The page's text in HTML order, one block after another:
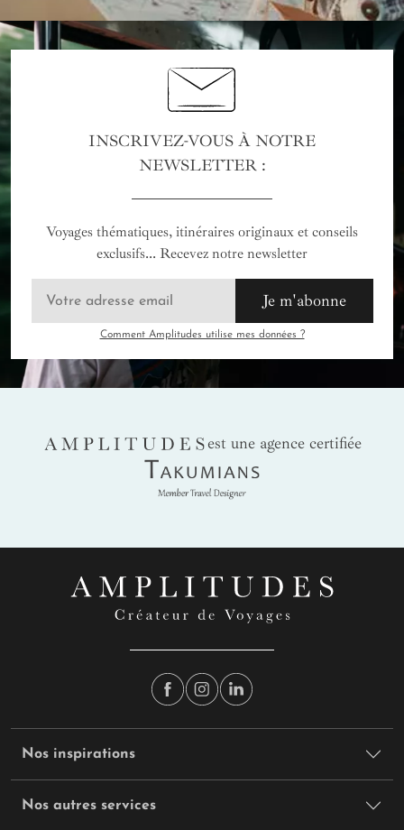
INSCRIVEZ-VOUS À NOTRE
NEWSLETTER :
Voyages thématiques, itinéraires originaux et conseils
exclusifs... Recevez notre newsletter
Je m'abonne
Comment Amplitudes utilise mes données ?
AMPLITUDES
est une agence certifiée
Takumians
Nos inspirations
Nos autres services